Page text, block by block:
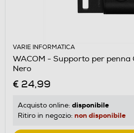
VARIE INFORMATICA
WACOM - Supporto per
Nero
€ 24,99
Acquisto online: disponibile
Ritiro in negozio: non disponibile